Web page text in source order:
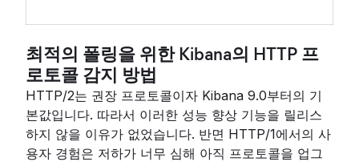
최적의 폴링을 위한 Kibana의 HTTP 프
로토콜 감지 방법
HTTP/2는 권장 프로토콜이자 Kibana 9.0부터의 기
본값입니다. 따라서 이러한 성능 향상 기능을 릴리스
하지 않을 이유가 없었습니다. 반면 HTTP/1에서의 사
용자 경험은 저하가 너무 심해 아직 프로토콜을 업그